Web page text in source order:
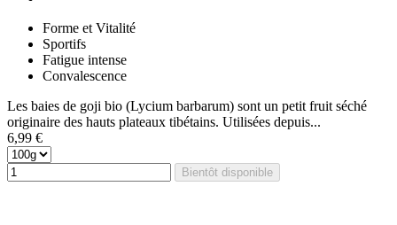
Forme et Vitalité
Sportifs
Fatigue intense
Convalescence
Les baies de goji bio (Lycium barbarum) sont un petit fruit séché
originaire des hauts plateaux tibétains. Utilisées depuis...
6,99 €
Bientôt disponible